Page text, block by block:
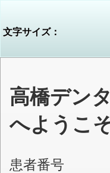
文字サイズ：
高橋デン
へようこ
患者番号